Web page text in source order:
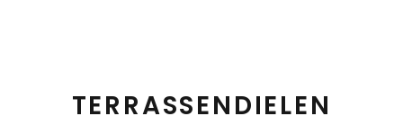
TERRASSENDIELEN